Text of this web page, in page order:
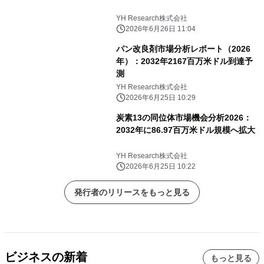
YH Research株式会社
2026年6月26日 11:04
パン改良剤市場分析レポート（2026
年）：2032年2167百万米ドル到達予
測
YH Research株式会社
2026年6月25日 10:29
炭素13の同位体市場機会分析2026：
2032年に86.97百万米ドル規模へ拡大
YH Research株式会社
2026年6月25日 10:22
発行者のリリースをもっと見る
ビジネスの新着 もっと見る